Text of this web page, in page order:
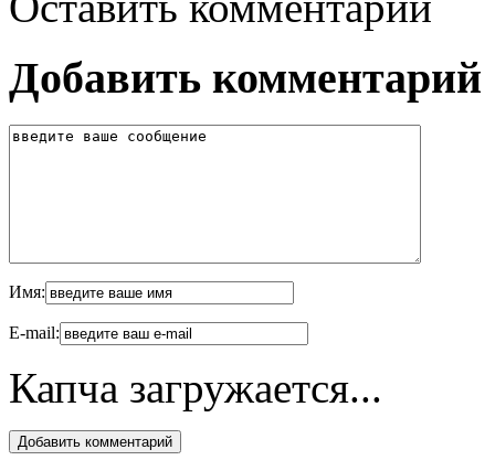
Добавить комментарий
Имя:
E-mail:
Капча загружается...